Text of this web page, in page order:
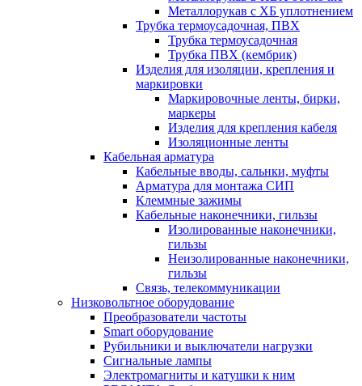
Металлорукав с ХБ уплотнением
Трубка термоусадочная, ПВХ
Трубка термоусадочная
Трубка ПВХ (кембрик)
Изделия для изоляции, крепления и
маркировки
Маркировочные ленты, бирки,
маркеры
Изделия для крепления кабеля
Изоляционные ленты
Кабельная арматура
Кабельные вводы, сальнки, муфты
Арматура для монтажа СИП
Клеммные зажимы
Кабельные наконечники, гильзы
Изолированные наконечники,
гильзы
Неизолированные наконечники,
гильзы
Связь, телекоммуникации
Низковольтное оборудование
Преобразователи частоты
Smart оборудование
Рубильники и выключатели нагрузки
Сигнальные лампы
Электромагниты и катушки к ним